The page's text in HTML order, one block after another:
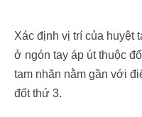
Xác định vị trí của huyệt
ở ngón tay áp út thuộc
tam nhãn nằm gần với
đốt thứ 3.